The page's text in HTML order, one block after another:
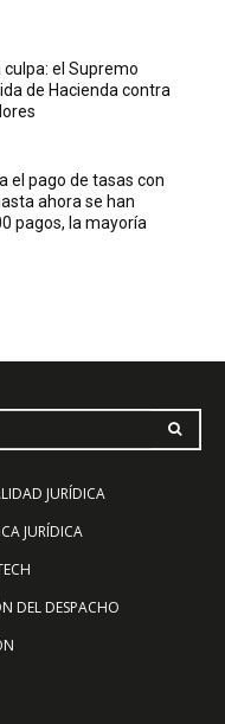
culpa: el Supremo
de Hacienda contra
el pago de tasas con
ahora se han
pagos, la mayoría
JURÍDICA
JURÍDICA
DEL DESPACHO